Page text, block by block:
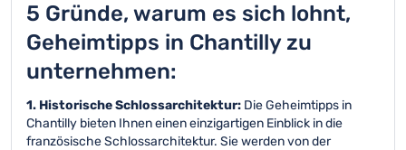
5 Gründe, warum es sich lohnt,
Geheimtipps in Chantilly zu
unternehmen:
1. Historische Schlossarchitektur: Die Geheimtipps in
Chantilly bieten Ihnen einen einzigartigen Einblick in die
französische Schlossarchitektur. Sie werden von der